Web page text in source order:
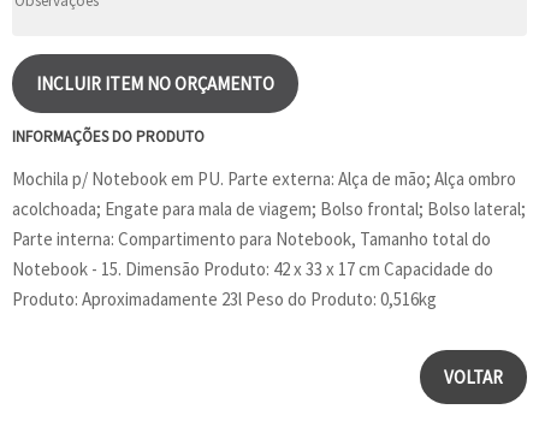
INCLUIR ITEM NO ORÇAMENTO
INFORMAÇÕES DO PRODUTO
Mochila p/ Notebook em PU. Parte externa: Alça de mão; Alça ombro
acolchoada; Engate para mala de viagem; Bolso frontal; Bolso lateral;
Parte interna: Compartimento para Notebook, Tamanho total do
Notebook - 15. Dimensão Produto: 42 x 33 x 17 cm Capacidade do
Produto: Aproximadamente 23l Peso do Produto: 0,516kg
VOLTAR